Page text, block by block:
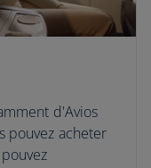
d'Avios
pouvez acheter